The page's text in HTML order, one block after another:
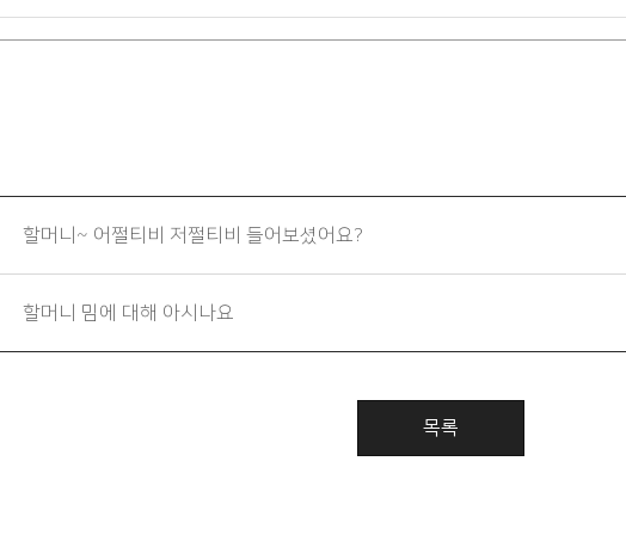
할머니~ 어쩔티비 저쩔티비 들어보셨어요?
할머니 밈에 대해 아시나요
목록